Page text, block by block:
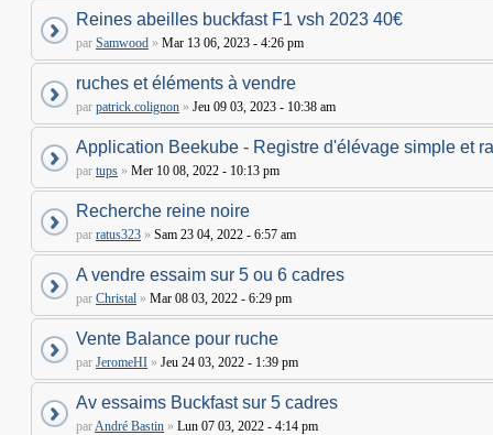
Reines abeilles buckfast F1 vsh 2023 40€
par Samwood » Mar 13 06, 2023 - 4:26 pm
ruches et éléments à vendre
par patrick.colignon » Jeu 09 03, 2023 - 10:38 am
Application Beekube - Registre d'élévage simple et
par tups » Mer 10 08, 2022 - 10:13 pm
Recherche reine noire
par ratus323 » Sam 23 04, 2022 - 6:57 am
A vendre essaim sur 5 ou 6 cadres
par Christal » Mar 08 03, 2022 - 6:29 pm
Vente Balance pour ruche
par JeromeHI » Jeu 24 03, 2022 - 1:39 pm
Av essaims Buckfast sur 5 cadres
parAndré Bastin » Lun 07 03, 2022 - 4:14 pm